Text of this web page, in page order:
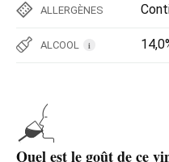
ALLERGÈNES
ALCOOL i
Quel est le goût de ce